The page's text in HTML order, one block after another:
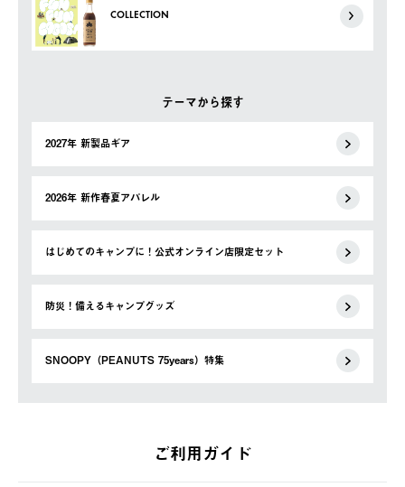
COLLECTION
テーマから探す
2027年 新製品ギア
2026年 新作春夏アパレル
はじめてのキャンプに！公式オンライン店限定セット
防災！備えるキャンプグッズ
SNOOPY（PEANUTS 75years）特集
ご利用ガイド